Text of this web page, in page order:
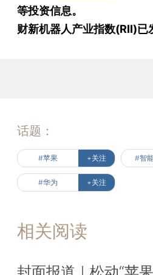
等投资信息。
财新机器人产业指数(RII)已
话题：
#苹果 +关注 #智
#华为 +关注
相关阅读
封面报道｜松动“苹